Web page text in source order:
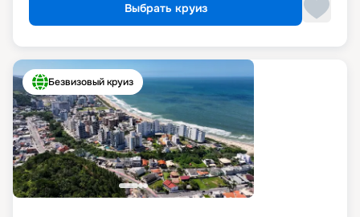
Выбрать круиз
Безвизовый круиз